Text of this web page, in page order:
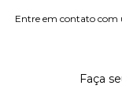
Entre em contato com
Faça